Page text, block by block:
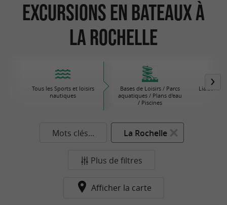
Excursions en Bateaux à
La Rochelle
Tous les Sports et loisirs
nautiques
Bases de Loisirs / Parcs
aquatiques / Plans d'eau
/ Piscines
Liaisons
Mots clés... La Rochelle
Plus de filtres
Afficher la carte